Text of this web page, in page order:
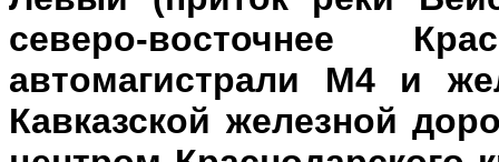
северо-восточнее
автомагистрали М4 и
Кавказской железной